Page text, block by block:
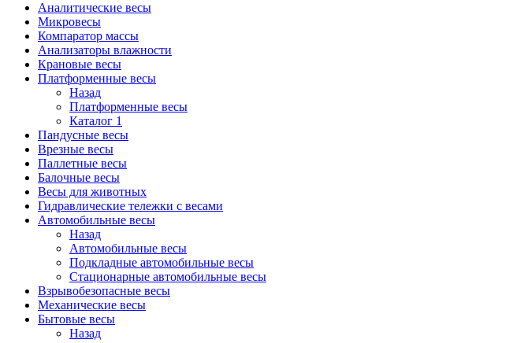
Аналитические весы
Микровесы
Компаратор массы
Анализаторы влажности
Крановые весы
Платформенные весы
Назад
Платформенные весы
Каталог 1
Пандусные весы
Врезные весы
Паллетные весы
Балочные весы
Весы для животных
Гидравлические тележки с весами
Автомобильные весы
Назад
Автомобильные весы
Подкладные автомобильные весы
Стационарные автомобильные весы
Взрывобезопасные весы
Механические весы
Бытовые весы
Назад